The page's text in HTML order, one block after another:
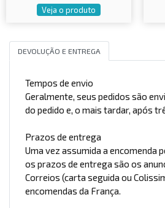
Veja o produto
DEVOLUÇÃO E ENTREGA
Tempos de envio
Geralmente, seus pedidos são
do pedido e, o mais tardar, após
Prazos de entrega
Uma vez assumida a encomenda
os prazos de entrega são os
Correios (carta seguida ou
encomendas da França.